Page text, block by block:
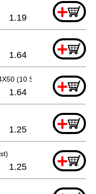
+
1.19
+
1.64
(10 STUKS) +
1.64
+
1.25
+
1.25